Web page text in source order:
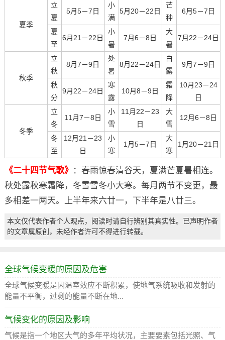
夏季
立
夏
5月5－7日
小
满
5月20－22日
芒
种
6月5－7日
夏
至
6月21－22日
小
暑
7月6－8日
大
暑
7月22－24日
秋季
立
秋
8月7－9日
处
暑
8月22－24日
白
露
9月7－9日
秋
分
9月22－24日
寒
露
10月8－9日
霜
降
10月23－24
日
冬季
立
冬
11月7－8日
小
雪
11月22－23
日
大
雪
12月6－8日
冬
至
12月21－23
日
小
寒
1月5－7日
大
寒
1月20－21日
《二十四节气歌》 ：春雨惊春清谷天，夏满芒夏暑相连。
秋处露秋寒霜降，冬雪雪冬小大寒。每月两节不变更，最
多相差一两天。上半年来六廿一，下半年是八廿三。
本文仅代表作者个人观点，阅读时请自行辨别其真实性。已声明作者
的文章属原创，未经作者许可不得进行转载。
全球气候变暖的原因及危害
全球气候变暖是因温室效应不断积累，使地气系统吸收和发射的
能量不平衡，过剩的能量不断在地...
气候变化的原因及影响
气候是指一个地区大气的多年平均状况，主要要素包括光照、气